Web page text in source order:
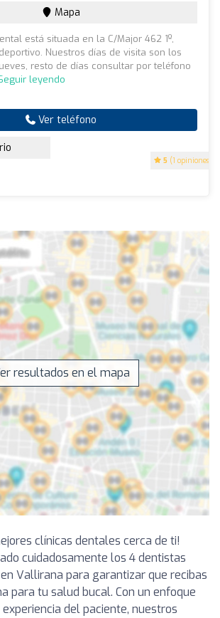
5 (1 opiniones)
Mapa
está situada en la C/Major 462 1º,
Nuestros días de visita son los
resto de días consultar por teléfono
leyendo
Ver teléfono
resultados en el mapa
clínicas dentales cerca de ti!
cuidadosamente los 4 dentistas
Vallirana para garantizar que recibas
para tu salud bucal. Con un enfoque
del paciente, nuestros